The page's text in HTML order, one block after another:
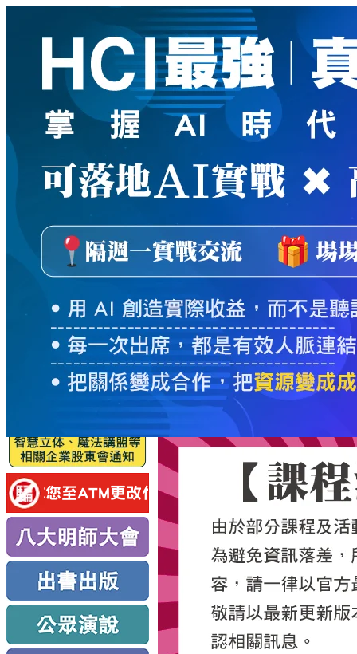
網
路
新
思
路